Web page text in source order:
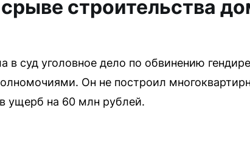
строительства
в суд уголовное дело по обвинению
Он не построил
ущерб на 60 млн рублей.